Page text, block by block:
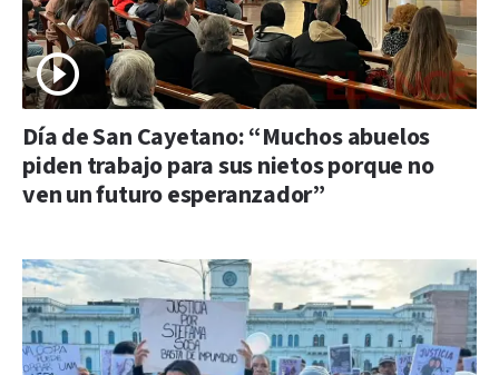
Día de San Cayetano: “Muchos abuelos
piden trabajo para sus nietos porque no
ven un futuro esperanzador”